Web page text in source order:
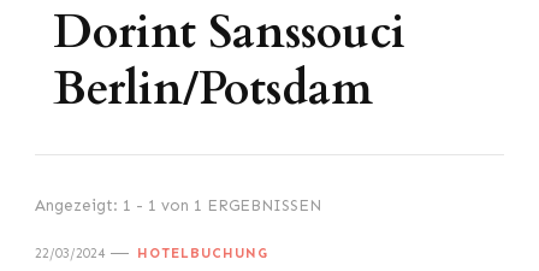
Dorint Sanssouci
Berlin/Potsdam
Angezeigt: 1 - 1 von 1 ERGEBNISSEN
22/03/2024 HOTELBUCHUNG